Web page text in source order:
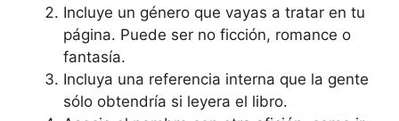
Incluye un género que vayas a tratar en tu
página. Puede ser no ficción, romance o
fantasía.
Incluya una referencia interna que la gente
sólo obtendría si leyera el libro.